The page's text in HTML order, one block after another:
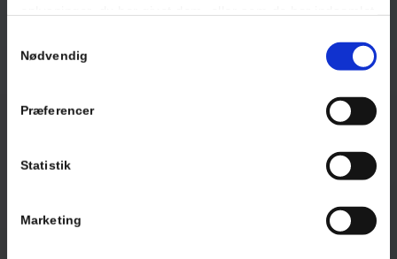
Se Cookie & Privatlivspolitik
Nødvendig
Præferencer
Statistik
Marketing